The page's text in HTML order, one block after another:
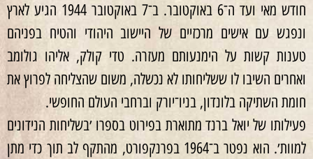
חודש מאי ועד ה־6 באוקטובר. ב־7 באוקטובר 1944 הגיע לארץ
ונפגש עם אישים מרכזיים של היישוב היהודי והטיח בפניהם
טענות קשות על הימנעותם מעזרה. טדי קולק, אליהו גולומב
ואחרים השיבו לו ששליחותו לא נכשלה, משום שהצליחה לפרוץ את
חומת השתיקה בלונדון, בניו־יורק וברחבי העולם החופשי.
פעילותו של יואל ברנד מתוארת בפירוט בספרו ׳בשליחות הנידונים
למוות׳. הוא נפטר ב־1964 בפרנקפורט, מהתקף לב תוך כדי מתן